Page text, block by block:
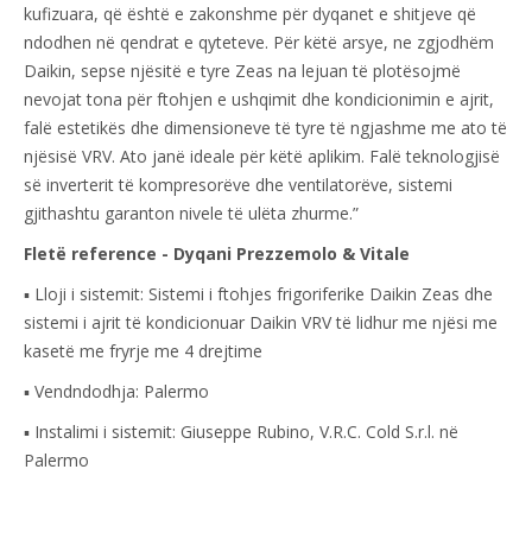
kufizuara, që është e zakonshme për dyqanet e shitjeve që
ndodhen në qendrat e qyteteve. Për këtë arsye, ne zgjodhëm
Daikin, sepse njësitë e tyre Zeas na lejuan të plotësojmë
nevojat tona për ftohjen e ushqimit dhe kondicionimin e ajrit,
falë estetikës dhe dimensioneve të tyre të ngjashme me ato të
njësisë VRV. Ato janë ideale për këtë aplikim. Falë teknologjisë
së inverterit të kompresorëve dhe ventilatorëve, sistemi
gjithashtu garanton nivele të ulëta zhurme.”
Fletë reference - Dyqani Prezzemolo & Vitale
▪ Lloji i sistemit: Sistemi i ftohjes frigoriferike Daikin Zeas dhe
sistemi i ajrit të kondicionuar Daikin VRV të lidhur me njësi me
kasetë me fryrje me 4 drejtime
▪ Vendndodhja: Palermo
▪ Instalimi i sistemit: Giuseppe Rubino, V.R.C. Cold S.r.l. në
Palermo